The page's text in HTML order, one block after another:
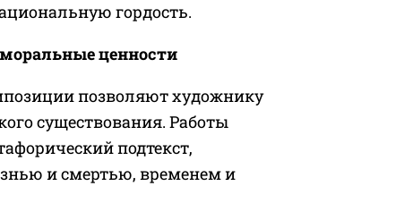
гордость.
ценности
позволяют художнику
существования. Работы
подтекст,
и смертью, временем и